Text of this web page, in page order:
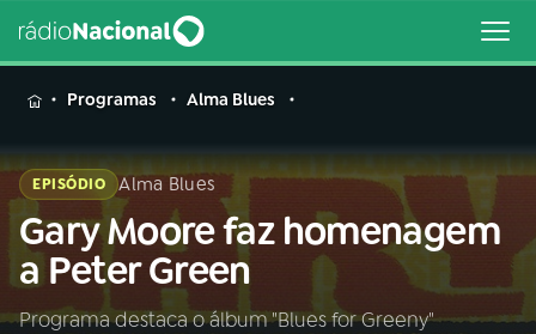
MENU
Buscar
na
Rádio
Nacional
Buscar
Programas Alma Blues
EPISÓDIO Alma Blues
Gary Moore faz homenagem
a Peter Green
Programa destaca o álbum "Blues for Greeny"